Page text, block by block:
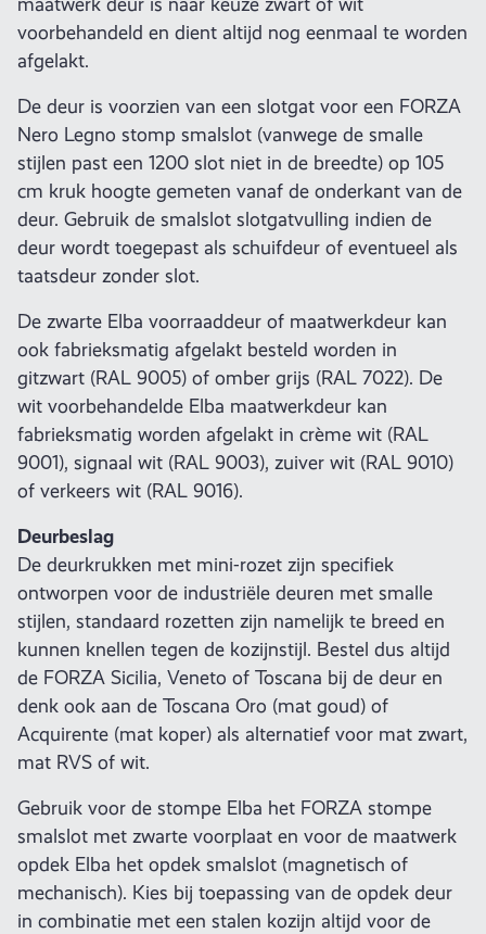
voorbehandeld en dient altijd nog eenmaal te worden
afgelakt.
De deur is voorzien van een slotgat voor een FORZA
Nero Legno stomp smalslot (vanwege de smalle
stijlen past een 1200 slot niet in de breedte) op 105
cm kruk hoogte gemeten vanaf de onderkant van de
deur. Gebruik de smalslot slotgatvulling indien de
deur wordt toegepast als schuifdeur of eventueel als
taatsdeur zonder slot.
De zwarte Elba voorraaddeur of maatwerkdeur kan
ook fabrieksmatig afgelakt besteld worden in
gitzwart (RAL 9005) of omber grijs (RAL 7022). De
wit voorbehandelde Elba maatwerkdeur kan
fabrieksmatig worden afgelakt in crème wit (RAL
9001), signaal wit (RAL 9003), zuiver wit (RAL 9010)
of verkeers wit (RAL 9016).
Deurbeslag
De deurkrukken met mini-rozet zijn specifiek
ontworpen voor de industriële deuren met smalle
stijlen, standaard rozetten zijn namelijk te breed en
kunnen knellen tegen de kozijnstijl. Bestel dus altijd
de FORZA Sicilia, Veneto of Toscana bij de deur en
denk ook aan de Toscana Oro (mat goud) of
Acquirente (mat koper) als alternatief voor mat zwart,
mat RVS of wit.
Gebruik voor de stompe Elba het FORZA stompe
smalslot met zwarte voorplaat en voor de maatwerk
opdek Elba het opdek smalslot (magnetisch of
mechanisch). Kies bij toepassing van de opdek deur
in combinatie met een stalen kozijn altijd voor de